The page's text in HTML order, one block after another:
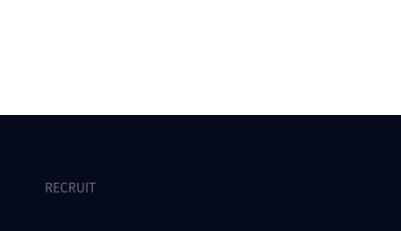
RECRUIT